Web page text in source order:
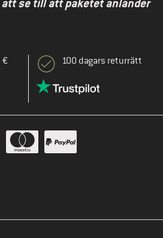
att se till att paketet anländer
€
100 dagars returrätt